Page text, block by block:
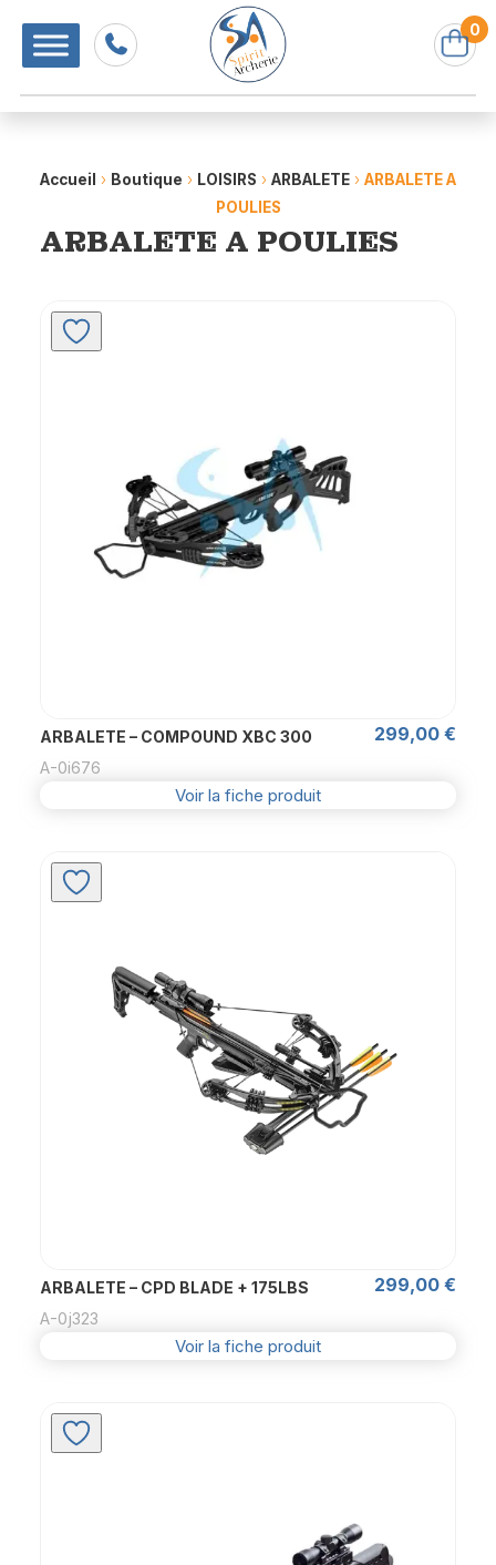
Accueil › Boutique › LOISIRS › ARBALETE › ARBALETE A
POULIES
ARBALETE A POULIES
ARBALETE – COMPOUND XBC 300 299,00 €
A-0i676
Voir la fiche produit
ARBALETE – CPD BLADE + 175LBS 299,00 €
A-0j323
Voir la fiche produit
0